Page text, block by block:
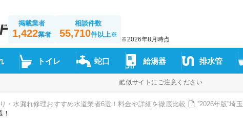
掲載業者
1,422業者
相談件数
55,710件以上※
※2026年8月時点
トイレ 蛇口 給湯器 排水管
酷似サイトにご注意ください
・水漏れ修理おすすめ水道業者6選！料金や詳細を徹底比較 ”2026年版”埼